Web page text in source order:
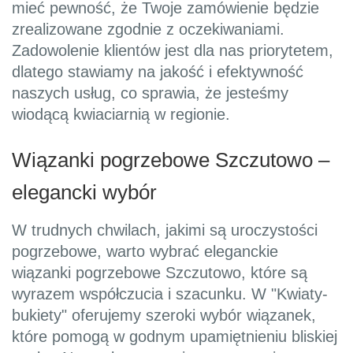
mieć pewność, że Twoje zamówienie będzie
zrealizowane zgodnie z oczekiwaniami.
Zadowolenie klientów jest dla nas priorytetem,
dlatego stawiamy na jakość i efektywność
naszych usług, co sprawia, że jesteśmy
wiodącą kwiaciarnią w regionie.
Wiązanki pogrzebowe Szczutowo –
elegancki wybór
W trudnych chwilach, jakimi są uroczystości
pogrzebowe, warto wybrać eleganckie
wiązanki pogrzebowe Szczutowo, które są
wyrazem współczucia i szacunku. W "Kwiaty-
bukiety" oferujemy szeroki wybór wiązanek,
które pomogą w godnym upamiętnieniu bliskiej